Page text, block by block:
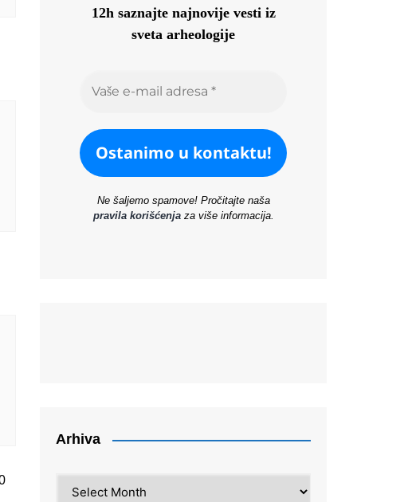
12h saznajte najnovije vesti iz
sveta arheologije
Ne šaljemo spamove! Pročitajte naša
pravila korišćenjaza više informacija.
Arhiva